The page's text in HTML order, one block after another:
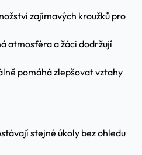
zajímavých kroužků pro
atmosféra a žáci dodržují
pomáhá zlepšovat vztahy
stejné úkoly bez ohledu